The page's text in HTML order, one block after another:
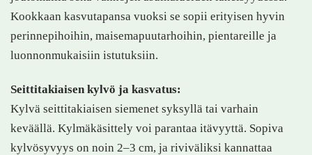
Kookkaan kasvutapansa vuoksi se sopii erityisen hyvin
perinnepihoihin, maisemapuutarhoihin, pientareille ja
luonnonmukaisiin istutuksiin.
Seittitakiaisen kylvö ja kasvatus:
Kylvä seittitakiaisen siemenet syksyllä tai varhain
keväällä. Kylmäkäsittely voi parantaa itävyyttä. Sopiva
kylvösyvyys on noin 2–3 cm, ja riviväliksi kannattaa